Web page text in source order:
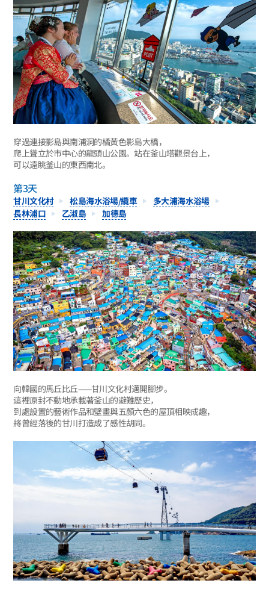
穿過連接影島與南浦洞的橘黃色影島大橋，
爬上聳立於市中心的龍頭山公園。站在釜山塔觀景台上，
可以遠眺釜山的東西南北。
第3天
甘川文化村 松島海水浴場/纜車
多大浦海水浴場
長林浦口
乙淑島 加德島
向韓國的馬丘比丘——甘川文化村邁開腳步。
這裡原封不動地承載著釜山的避難歷史，
到處設置的藝術作品和壁畫與五顏六色的屋頂相映成趣，
將曾經落後的甘川打造成了感性胡同。